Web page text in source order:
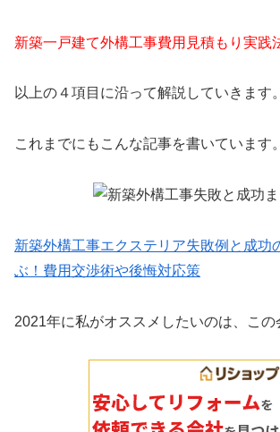
新築一戸建て外構工事費用見積もり実践
以上の４項目に沿って解説していきます。
これまでにもこんな記事を書いています。
新築外構工事エクステリア失敗例と成功
ぶ！費用交渉術や後悔対応策
2021年に私がオススメしたいのは、この